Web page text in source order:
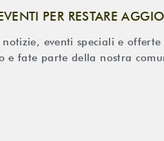
PER RESTARE
eventi speciali e offerte
e fate parte della nostra